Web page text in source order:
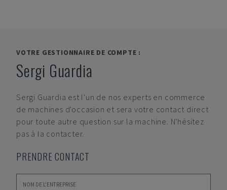
VOTRE GESTIONNAIRE DE COMPTE :
Sergi Guardia
Sergi Guardia est l'un de nos experts en commerce
de machines d'occasion et sera votre contact direct
pour toute autre question sur la machine. N'hésitez
pas à la contacter.
PRENDRE CONTACT